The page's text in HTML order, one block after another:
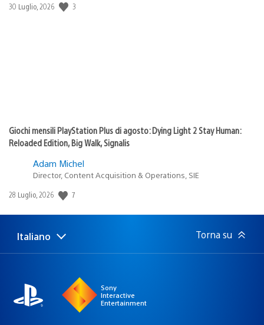
Data
30 Luglio, 2026 3
Giochi mensili PlayStation Plus di agosto: Dying Light 2 Stay Human:
Reloaded Edition, Big Walk, Signalis
Adam Michel
Director, Content Acquisition & Operations, SIE
Data
pubblicazione:
28 Luglio, 2026 7
Seleziona
Regione
Italiano Torna su
Sony
Interactive
Entertainment